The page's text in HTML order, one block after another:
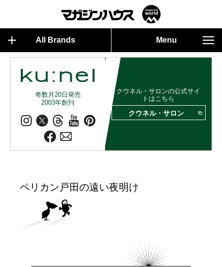
All Brands Menu
奇数月20日発売
2003年創刊
クウネル・サロンの公式サイ
トはこちら
クウネル・サロン
ペリカン戸田の遠い夜明け